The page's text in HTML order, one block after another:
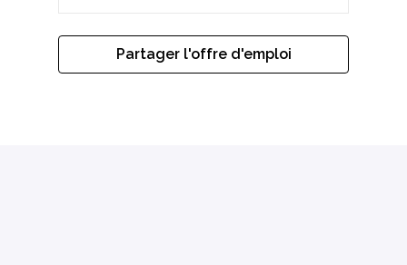
Partager l'offre d'emploi